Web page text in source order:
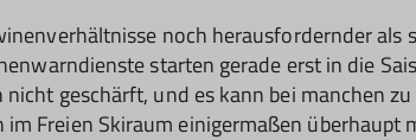
noch herausfordernder als
starten gerade erst in die
geschärft, und es kann bei manchen
Freien Skiraum einigermaßen überhaupt